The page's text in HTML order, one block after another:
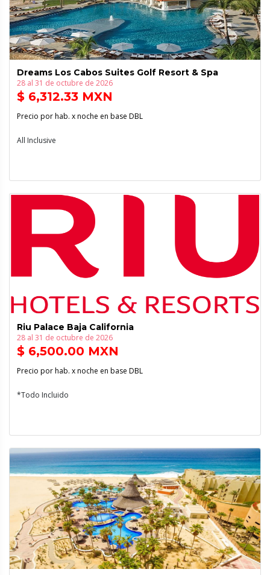
Dreams Los Cabos Suites Golf Resort & Spa
28 al 31 de octubre de 2026
$ 6,312.33 MXN
Precio por hab. x noche en base DBL
All Inclusive
Riu Palace Baja California
28 al 31 de octubre de 2026
$ 6,500.00 MXN
Precio por hab. x noche en base DBL
*Todo Incluido